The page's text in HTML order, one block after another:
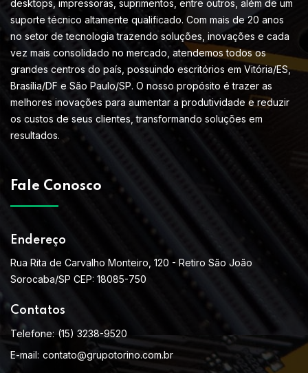
desktops, impressoras, suprimentos, entre outros, além de um
suporte técnico altamente qualificado. Com mais de 20 anos
no setor de tecnologia trazendo soluções, inovações e cada
vez mais consolidado no mercado, atendemos todos os
grandes centros do país, possuindo escritórios em Vitória/ES,
Brasília/DF e São Paulo/SP. O nosso propósito é trazer as
melhores inovações para aumentar a produtividade e reduzir
os custos de seus clientes, transformando soluções em
resultados.
Fale Conosco
Endereço
Rua Rita de Carvalho Monteiro, 120 - Retiro São João
Sorocaba/SP CEP: 18085-750
Contatos
Telefone: (15) 3238-9520
E-mail: contato@grupotorino.com.br